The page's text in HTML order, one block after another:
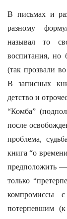
В письмах и
разному
называл то
воспитания, но
(так прозвали
В записных
детство и
“Комба”
после
проблема,
книга “о
предположить —
только
компромиссы
потерпевшим